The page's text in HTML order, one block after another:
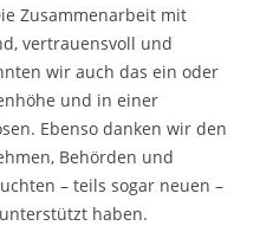
Zusammenarbeit mit
vertrauensvoll und
wir auch das ein oder
und in einer
Ebenso danken wir den
Behörden und
– teils sogar neuen –
haben.